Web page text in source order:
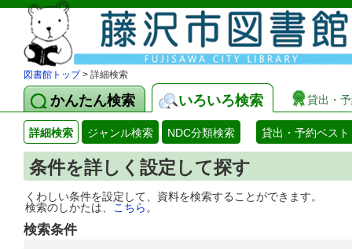
図書館トップ> 詳細検索
かんたん検索 いろいろ検索 貸出・
詳細検索 ジャンル検索 NDC分類検索 貸出・予約ベスト
条件を詳しく設定して探す
くわしい条件を設定して、資料を検索することができます。
検索のしかたは、
こちら 。
検索条件